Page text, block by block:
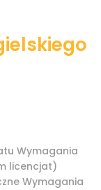
Wymagania
licencjat)
Wymagania